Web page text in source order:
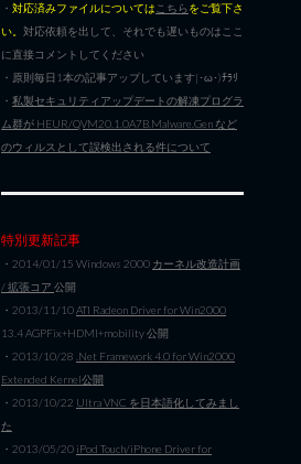
・ 対応済みファイルについては こちらをご覧下さ
い。 対応依頼を出して、それでも遅いものはここ
に直接コメントしてください
・原則毎日1本の記事アップしています|･ω･)ﾁﾗﾘ
・ 私製セキュリティアップデートの解凍プログラ
ム群が HEUR/QVM20.1.0A7B.Malware.Gen など
のウィルスとして誤検出される件について
特別更新記事
・2014/01/15 Windows 2000 カーネル改造計画
/ 拡張コア 公開
・2013/11/10ATI Radeon Driver for Win2000
13.4 AGPFix+HDMI+mobility 公開
・2013/10/28 .Net Framework 4.0 for Win2000
Extended Kernel公開
・2013/10/22 Ultra VNC を日本語化してみまし
た
・2013/05/20 iPod Touch/iPhone Driver for